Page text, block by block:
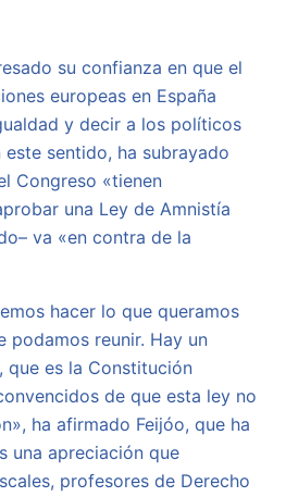
su confianza en que el
europeas en España
y decir a los políticos
sentido, ha subrayado
Congreso «tienen
una Ley de Amnistía
va «en contra de la
hacer lo que queramos
podamos reunir. Hay un
es la Constitución
de que esta ley no
ha afirmado Feijóo, que ha
una apreciación que
profesores de Derecho